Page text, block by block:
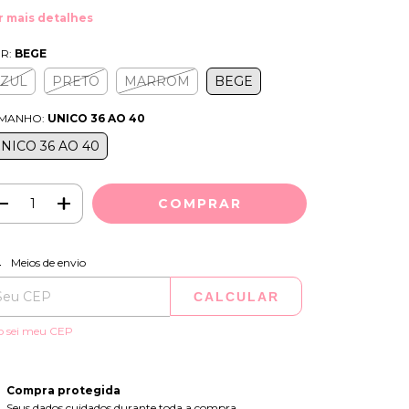
mais detalhes
BEGE
PRETO MARROM BEGE
UNICO 36 AO 40
36 AO 40
para o CEP:
Meios de envio
CALCULAR
sei meu CEP
Compra protegida